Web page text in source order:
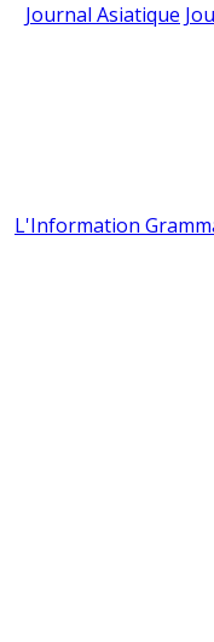
Journal Asiatique
L'Information